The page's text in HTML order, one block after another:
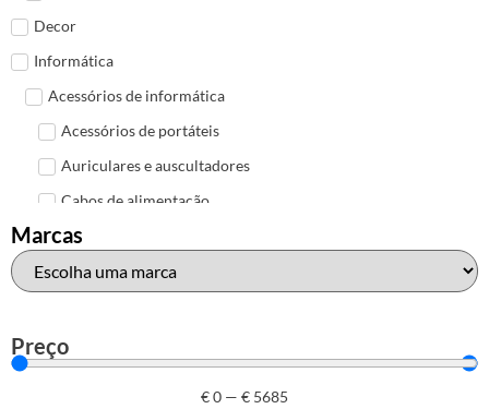
Decor
Informática
Acessórios de informática
Acessórios de portáteis
Auriculares e auscultadores
Cabos de alimentação
Colunas de Som
Hubs
Mais acessórios USB
Marcas
Preço
€0 — € 5685